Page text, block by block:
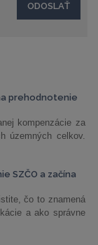
prehodnotenie
kompenzácie za
územných celkov.
SZČO a začína
čo to znamená
a ako správne